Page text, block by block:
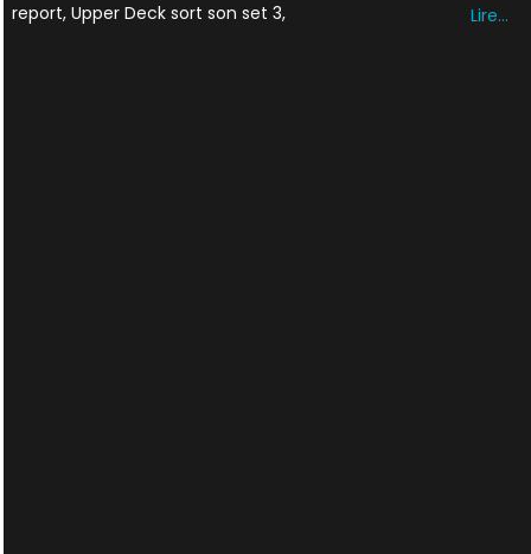
report, Upper Deck sort son set 3,
Lire…